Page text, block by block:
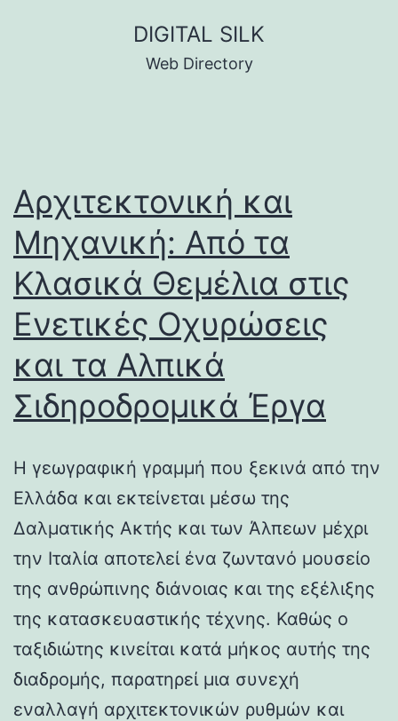
DIGITAL SILK
Web Directory
Αρχιτεκτονική και
Μηχανική: Από τα
Κλασικά Θεμέλια στις
Ενετικές Οχυρώσεις
και τα Αλπικά
Σιδηροδρομικά Έργα
Η γεωγραφική γραμμή που ξεκινά από την
Ελλάδα και εκτείνεται μέσω της
Δαλματικής Ακτής και των Άλπεων μέχρι
την Ιταλία αποτελεί ένα ζωντανό μουσείο
της ανθρώπινης διάνοιας και της εξέλιξης
της κατασκευαστικής τέχνης. Καθώς ο
ταξιδιώτης κινείται κατά μήκος αυτής της
διαδρομής, παρατηρεί μια συνεχή
εναλλαγή αρχιτεκτονικών ρυθμών και